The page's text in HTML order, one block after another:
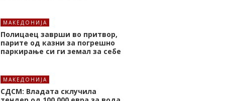
МАКЕДОНИЈА
Полицаец заврши во притвор,
парите од казни за погрешно
паркирање си ги земал за себе
МАКЕДОНИЈА
СДСМ: Владата склучила